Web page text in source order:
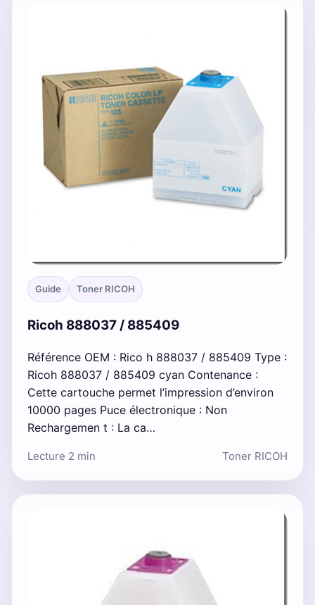
Guide Toner RICOH
Ricoh 888037 / 885409
Référence OEM : Rico h 888037 / 885409 Type :
Ricoh 888037 / 885409 cyan Contenance :
Cette cartouche permet l’impression d’environ
10000 pages Puce électronique : Non
Rechargemen t : La ca…
Lecture 2 min Toner RICOH